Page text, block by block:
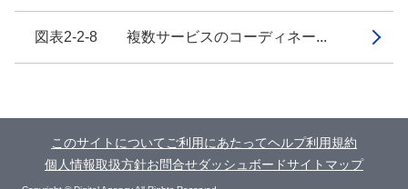
図表2-2-8 複数サービスのコーディネー...
このサイトについて ご利用にあたってヘルプ利用規約
個人情報取扱方針お問合せダッシュボードサイトマップ